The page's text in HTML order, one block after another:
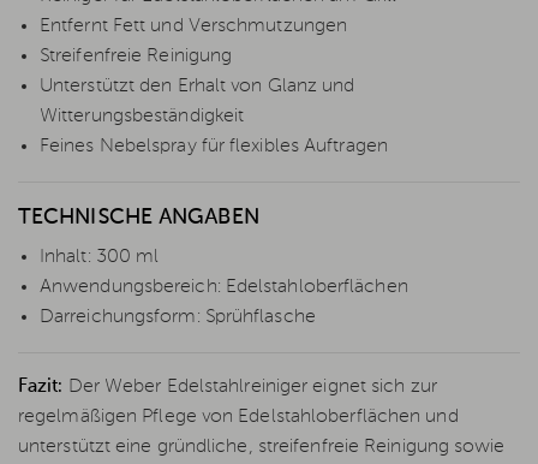
Entfernt Fett und Verschmutzungen
Streifenfreie Reinigung
Unterstützt den Erhalt von Glanz und
Witterungsbeständigkeit
Feines Nebelspray für flexibles Auftragen
TECHNISCHE ANGABEN
Inhalt: 300 ml
Anwendungsbereich: Edelstahloberflächen
Darreichungsform: Sprühflasche
Fazit: Der Weber Edelstahlreiniger eignet sich zur
regelmäßigen Pflege von Edelstahloberflächen und
unterstützt eine gründliche, streifenfreie Reinigung sowie